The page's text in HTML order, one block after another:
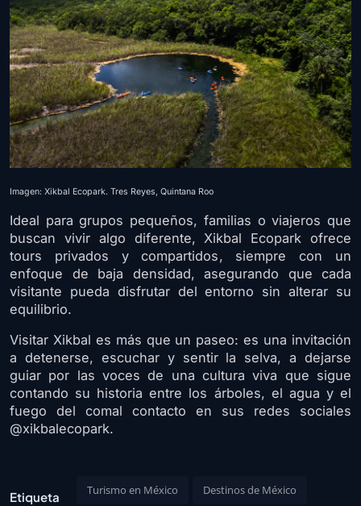
Imagen: Xikbal Ecopark. Tres Reyes, Quintana Roo
Ideal para grupos pequeños, familias o viajeros que
buscan vivir algo diferente, Xikbal Ecopark ofrece
tours privados y compartidos, siempre con un
enfoque de baja densidad, asegurando que cada
visitante pueda disfrutar del entorno sin alterar su
equilibrio.
Visitar Xikbal es más que un paseo: es una invitación
a detenerse, escuchar y sentir la selva, a dejarse
guiar por las voces de una cultura viva que sigue
contando su historia entre los árboles, el agua y el
fuego del comal contacto en sus redes sociales
@xikbalecopark.
Etiqueta
Turismo en México Destinos de México